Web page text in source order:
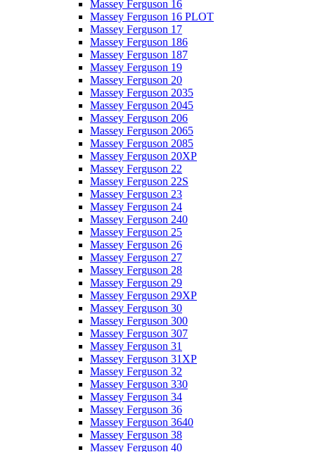
Massey Ferguson 16
Massey Ferguson 16 PLOT
Massey Ferguson 17
Massey Ferguson 186
Massey Ferguson 187
Massey Ferguson 19
Massey Ferguson 20
Massey Ferguson 2035
Massey Ferguson 2045
Massey Ferguson 206
Massey Ferguson 2065
Massey Ferguson 2085
Massey Ferguson 20XP
Massey Ferguson 22
Massey Ferguson 22S
Massey Ferguson 23
Massey Ferguson 24
Massey Ferguson 240
Massey Ferguson 25
Massey Ferguson 26
Massey Ferguson 27
Massey Ferguson 28
Massey Ferguson 29
Massey Ferguson 29XP
Massey Ferguson 30
Massey Ferguson 300
Massey Ferguson 307
Massey Ferguson 31
Massey Ferguson 31XP
Massey Ferguson 32
Massey Ferguson 330
Massey Ferguson 34
Massey Ferguson 36
Massey Ferguson 3640
Massey Ferguson 38
Massey Ferguson 40